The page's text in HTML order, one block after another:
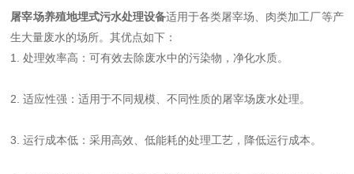
屠宰场养殖地埋式污水处理设备适用于各类屠宰场、肉类加工厂等产
生大量废水的场所。其优点如下：
1. 处理效率高：可有效去除废水中的污染物，净化水质。
2. 适应性强：适用于不同规模、不同性质的屠宰场废水处理。
3. 运行成本低：采用高效、低能耗的处理工艺，降低运行成本。